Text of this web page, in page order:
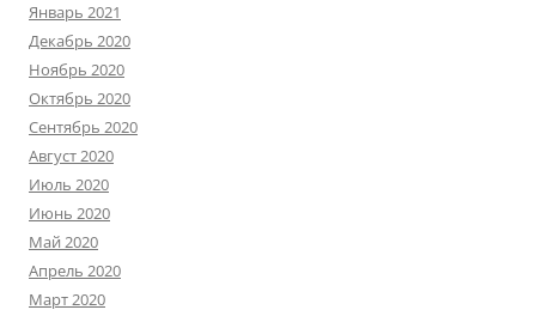
Январь 2021
Декабрь 2020
Ноябрь 2020
Октябрь 2020
Сентябрь 2020
Август 2020
Июль 2020
Июнь 2020
Май 2020
Апрель 2020
Март 2020